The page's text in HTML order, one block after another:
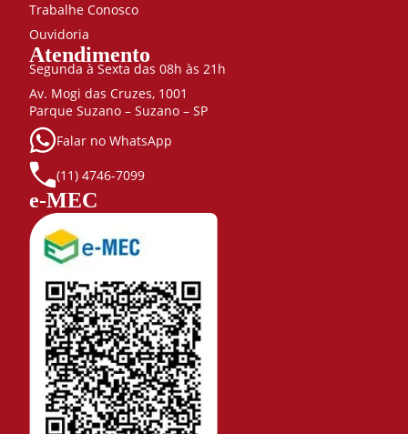
Trabalhe Conosco
Ouvidoria
Atendimento
Segunda à Sexta das 08h às 21h
Av. Mogi das Cruzes, 1001
Parque Suzano – Suzano – SP
Falar no WhatsApp
(11) 4746-7099
e-MEC